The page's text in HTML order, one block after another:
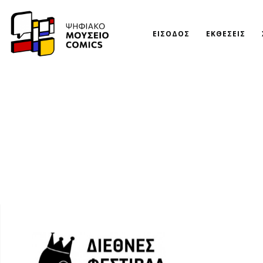
ΕΙΣΟΔΟΣ ΕΚΘΕΣΕΙΣ